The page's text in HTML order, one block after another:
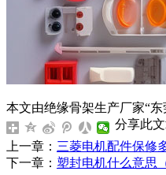
本文由绝缘骨架生产厂家“东
分享此
上一章： 三菱电机配件保修
下一章： 塑封电机什么意思